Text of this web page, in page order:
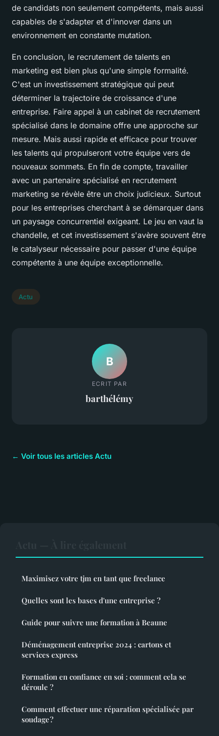
de candidats non seulement compétents, mais aussi
capables de s'adapter et d'innover dans un
environnement en constante mutation.
En conclusion, le recrutement de talents en
marketing est bien plus qu'une simple formalité.
C'est un investissement stratégique qui peut
déterminer la trajectoire de croissance d'une
entreprise. Faire appel à un cabinet de recrutement
spécialisé dans le domaine offre une approche sur
mesure. Mais aussi rapide et efficace pour trouver
les talents qui propulseront votre équipe vers de
nouveaux sommets. En fin de compte, travailler
avec un partenaire spécialisé en recrutement
marketing se révèle être un choix judicieux. Surtout
pour les entreprises cherchant à se démarquer dans
un paysage concurrentiel exigeant. Le jeu en vaut la
chandelle, et cet investissement s'avère souvent être
le catalyseur nécessaire pour passer d'une équipe
compétente à une équipe exceptionnelle.
Actu
B
ECRIT PAR
barthélémy
← Voir tous les articles Actu
Maximisez votre tjm en tant que freelance
Quelles sont les bases d'une entreprise ?
Guide pour suivre une formation à Beaune
Déménagement entreprise 2024 : cartons et
services express
Formation en confiance en soi : comment cela se
déroule ?
Comment effectuer une réparation spécialisée par
soudage ?